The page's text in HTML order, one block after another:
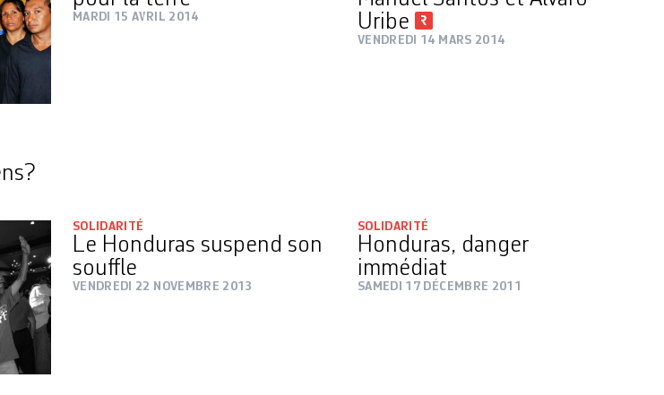
MARDI 15 AVRIL 2014
Uribe
VENDREDI 14 MARS 2014
SOLIDARITÉ
Le Honduras suspend son
souffle
VENDREDI 22 NOVEMBRE 2013
SOLIDARITÉ
Honduras, danger
immédiat
SAMEDI 17 DÉCEMBRE 2011